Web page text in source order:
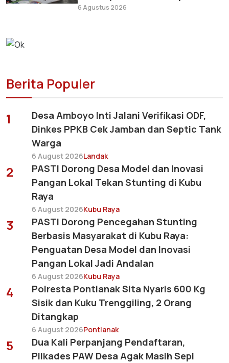
6 Agustus 2026
Berita Populer
1
Desa Amboyo Inti Jalani Verifikasi ODF,
Dinkes PPKB Cek Jamban dan Septic Tank
Warga
6 August 2026Landak
2
PASTI Dorong Desa Model dan Inovasi
Pangan Lokal Tekan Stunting di Kubu
Raya
6 August 2026Kubu Raya
3
PASTI Dorong Pencegahan Stunting
Berbasis Masyarakat di Kubu Raya:
Penguatan Desa Model dan Inovasi
Pangan Lokal Jadi Andalan
6 August 2026Kubu Raya
4
Polresta Pontianak Sita Nyaris 600 Kg
Sisik dan Kuku Trenggiling, 2 Orang
Ditangkap
6 August 2026Pontianak
5
Dua Kali Perpanjang Pendaftaran,
Pilkades PAW Desa Agak Masih Sepi